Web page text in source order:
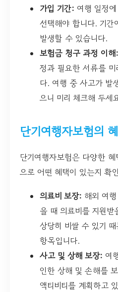
가입 기간: 여행 일정
선택해야 합니다. 기간
발생할 수 있습니다.
보험금 청구 과정 이해:
정과 필요한 서류를
다. 여행 중 사고가 발
으니 미리 체크해 두세
단기여행자보험의
단기여행자보험은 다양한
으로 어떤 혜택이 있는지 확
의료비 보장: 해외 여
을 때 의료비를 지원
상당히 비쌀 수 있기
항목입니다.
사고 및 상해 보장: 여
인한 상해 및 손해를
액티비티를 계획하고